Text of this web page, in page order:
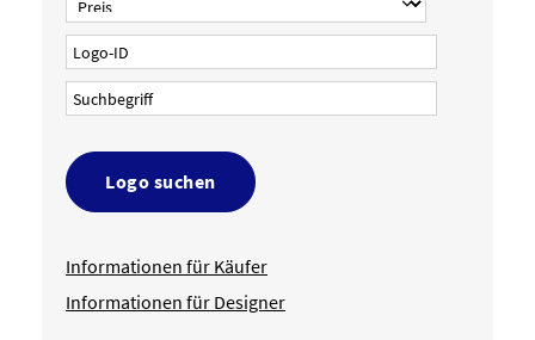
Logo suchen
Informationen für Käufer
Informationen für Designer